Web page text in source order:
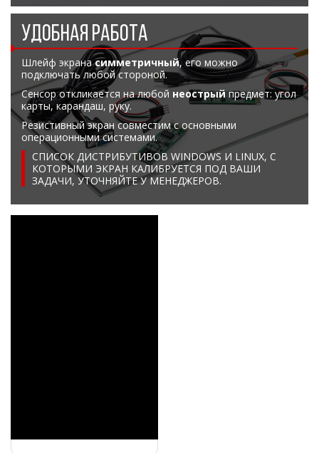
УДОБНАЯ РАБОТА
Шлейф экранасимметричный, его можно
подключать любой стороной.
Сенсор откликается на любой неострыйпредмет: угол
карты, карандаш, руку.
Резистивный экран совместим с основными
операционными системами.
СПИСОК ДИСТРИБУТИВОВ WINDOWS И LINUX, C
КОТОРЫМИ ЭКРАН КАЛИБРУЕТСЯ ПОД ВАШИ
ЗАДАЧИ, УТОЧНЯЙТЕ У МЕНЕДЖЕРОВ.